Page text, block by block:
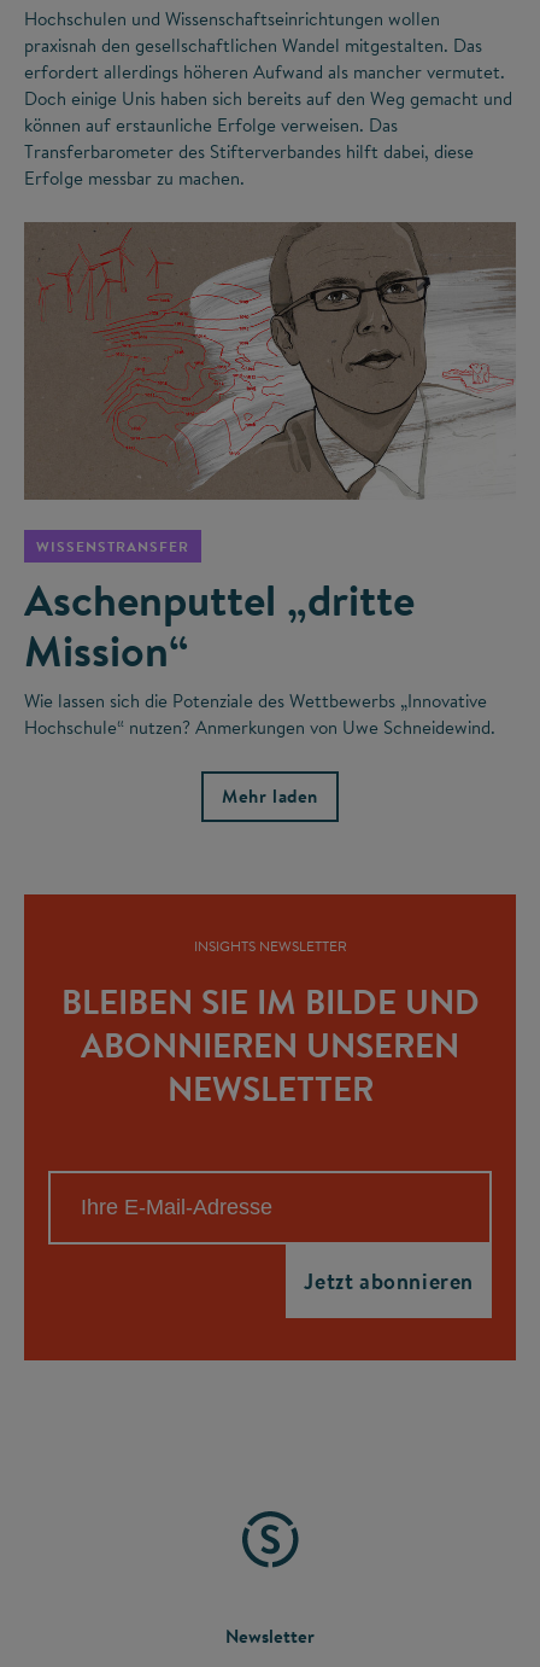
Hochschulen und Wissenschaftseinrichtungen wollen
praxisnah den gesellschaftlichen Wandel mitgestalten. Das
erfordert allerdings höheren Aufwand als mancher vermutet.
Doch einige Unis haben sich bereits auf den Weg gemacht und
können auf erstaunliche Erfolge verweisen. Das
Transferbarometer des Stifterverbandes hilft dabei, diese
Erfolge messbar zu machen.
WISSENSTRANSFER
Aschenputtel „dritte
Mission“
Wie lassen sich die Potenziale des Wettbewerbs „Innovative
Hochschule“ nutzen? Anmerkungen von Uwe Schneidewind.
Mehr laden
INSIGHTS NEWSLETTER
BLEIBEN SIE IM BILDE UND
ABONNIEREN UNSEREN
NEWSLETTER
FOOTER
Newsletter